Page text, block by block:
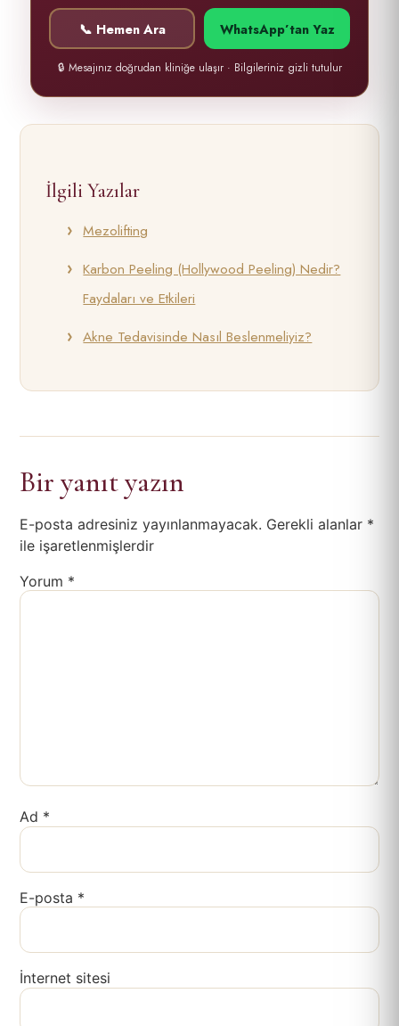
📞 Hemen Ara WhatsApp’tan Yaz
🔒 Mesajınız doğrudan kliniğe ulaşır · Bilgileriniz gizli tutulur
İlgili Yazılar
Mezolifting
Karbon Peeling (Hollywood Peeling) Nedir?
Faydaları ve Etkileri
Akne Tedavisinde Nasıl Beslenmeliyiz?
Bir yanıt yazın
E-posta adresiniz yayınlanmayacak. Gerekli alanlar *
ile işaretlenmişlerdir
Yorum *
Ad *
E-posta *
İnternet sitesi